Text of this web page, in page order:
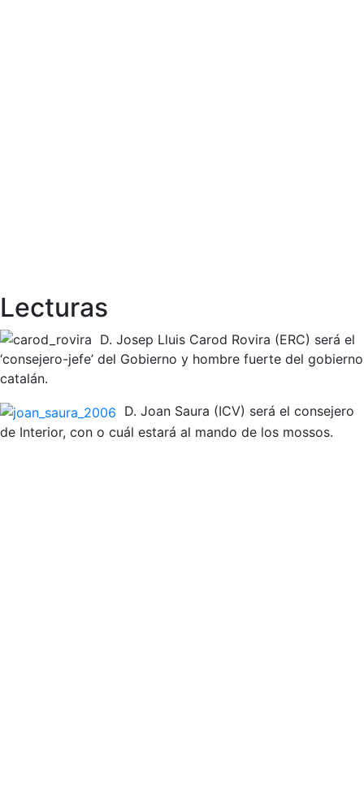
Lecturas
D. Josep Lluis Carod Rovira (ERC) será el
‘consejero-jefe’ del Gobierno y hombre fuerte del gobierno
catalán.
D. Joan Saura (ICV) será el consejero
de Interior, con o cuál estará al mando de los mossos.